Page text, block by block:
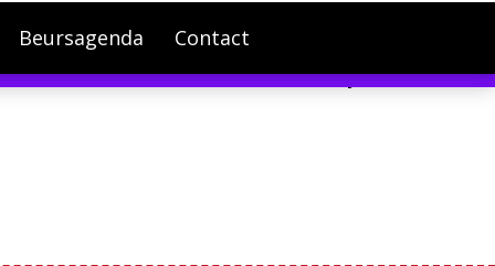
te verhogen.Negeren
Beursagenda
Contact
Powered by
Translate